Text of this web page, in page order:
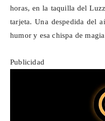
horas, en la taquilla del
tarjeta. Una despedida del
humor y esa chispa de
Publicidad